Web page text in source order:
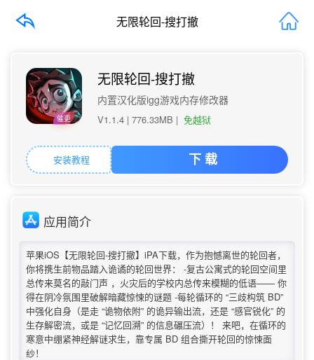
无限轮回-搜打撤
催更
无限轮回-搜打撤
内置汉化版igg游戏内存修改器
V1.1.4 | 776.33MB | 免越狱
安装教程 下 载
应用简介
苹果iOS【无限轮回-搜打撤】iPA下载，作为抱憾离世的轮回者，
你将携生前物品踏入诡谲的轮回世界： -复古公寓式的轮回空间里
总传来莫名的敲门声 ，火灾后的学校内总传来模糊的低语—— 你
得在阴冷氛围里破解暗藏惊悚的谜题 -每轮循环的 “三歧构筑 BD”
中强化自身（是走 “诡物依附” 的诡异输出流，还是 “感官锐化” 的
生存解密流，或是 “记忆回溯” 的信息碾压流）！ 来吧，在循环的
寒意中绷紧神经解谜求生，靠专属 BD 组合撕开轮回的惊悚面
纱！